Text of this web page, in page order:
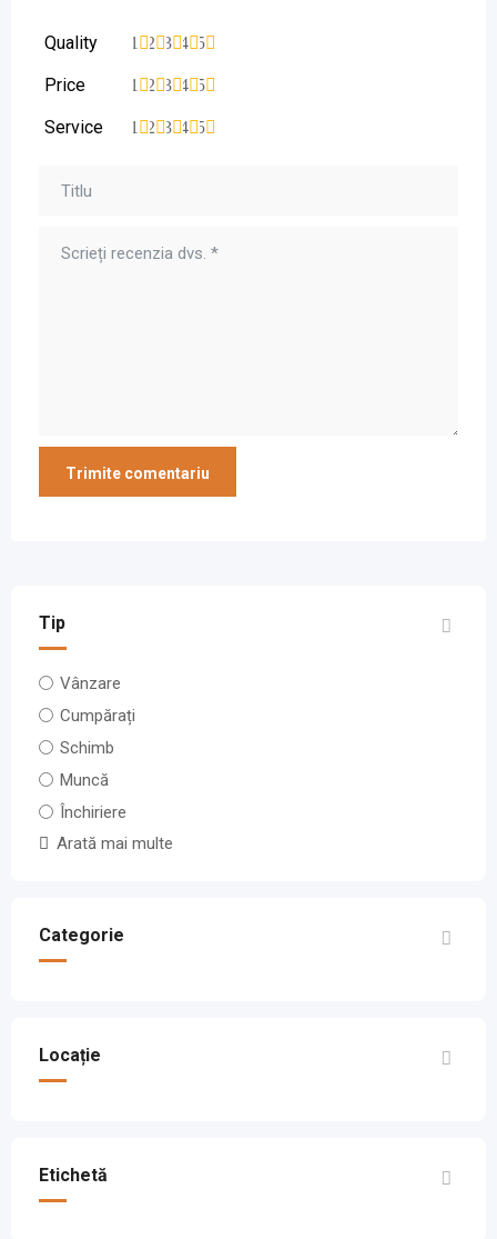
Quality 5
4
3
2
1
Price 5
4
3
2
1
Service 5
4
3
2
1
Tip
Vânzare
Cumpărați
Schimb
Muncă
Închiriere
Arată mai multe
Categorie
Locație
Etichetă